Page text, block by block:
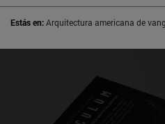
Estás en:Arquitectura americana de